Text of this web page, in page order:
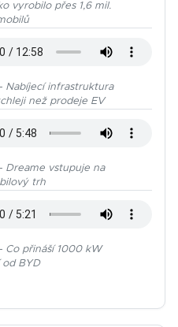
vyrobilo přes 1,6 mil.
Nabíjecí infrastruktura
než prodeje EV
Dreame vstupuje na
trh
Co přináší 1000 kW
od BYD